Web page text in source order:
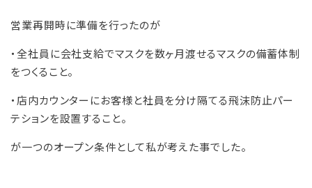
営業再開時に準備を行ったのが
・全社員に会社支給でマスクを数ヶ月渡せるマスクの備蓄体制
をつくること。
・店内カウンターにお客様と社員を分け隔てる飛沫防止パー
テションを設置すること。
が一つのオープン条件として私が考えた事でした。